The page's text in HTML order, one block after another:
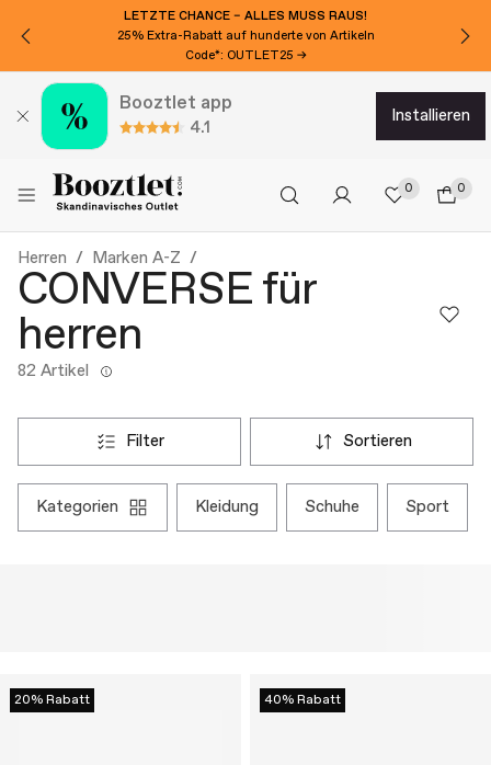
LETZTE CHANCE – ALLES MUSS RAUS!
25% Extra-Rabatt auf hunderte von Artikeln
Code*: OUTLET25 →
Booztlet app
4.1
installieren
0 0
Herren Marken A-Z
CONVERSE für
herren
82 Artikel
filter sortieren
kategorien kleidung schuhe sport
20% Rabatt 40% Rabatt